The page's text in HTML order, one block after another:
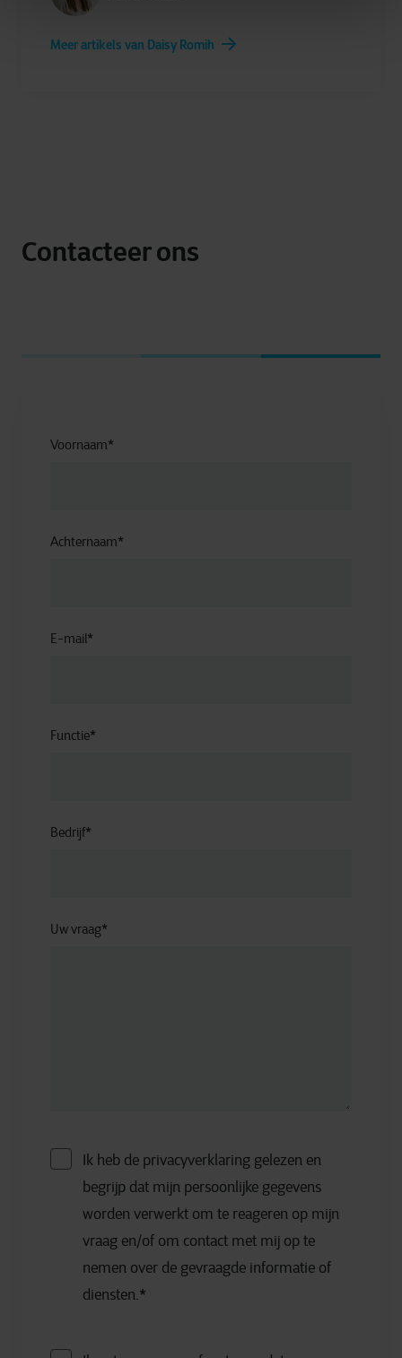
Meer artikels van Daisy Romih
Contacteer ons
Voornaam*
Achternaam*
E-mail*
Functie*
Bedrijf*
Uw vraag*
Ik heb de privacyverklaring gelezen en
begrijp dat mijn persoonlijke gegevens
worden verwerkt om te reageren op mijn
vraag en/of om contact met mij op te
nemen over de gevraagde informatie of
diensten.*